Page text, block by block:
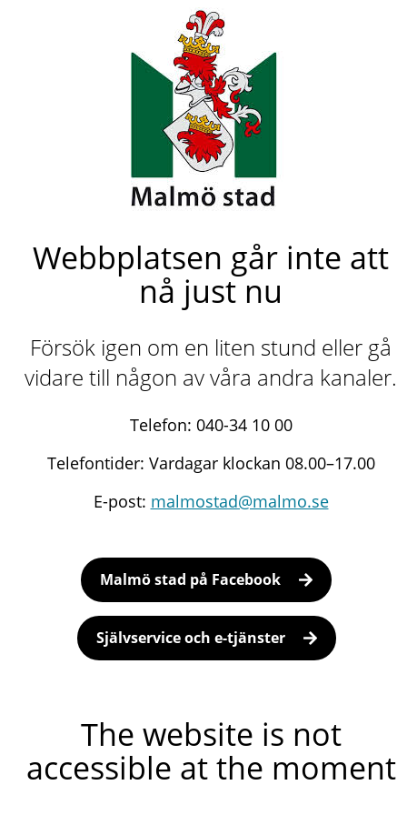
Webbplatsen går inte att
nå just nu
Försök igen om en liten stund eller gå
vidare till någon av våra andra kanaler.
Telefon: 040-34 10 00
Telefontider: Vardagar klockan 08.00–17.00
E-post: malmostad@malmo.se
Malmö stad på Facebook
Självservice och e-tjänster
The website is not
accessible at the moment